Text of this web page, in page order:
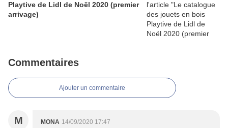
Playtive de Lidl de Noël 2020 (premier
arrivage)
Commentaires
Ajouter un commentaire
M MONA 14/09/2020 17:47